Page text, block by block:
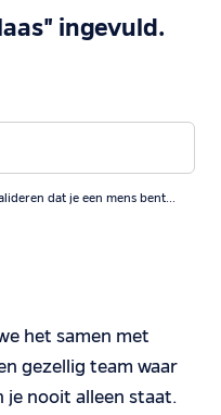
ingevuld.
dat je een mens bent...
het samen met
gezellig team waar
je nooit alleen staat.